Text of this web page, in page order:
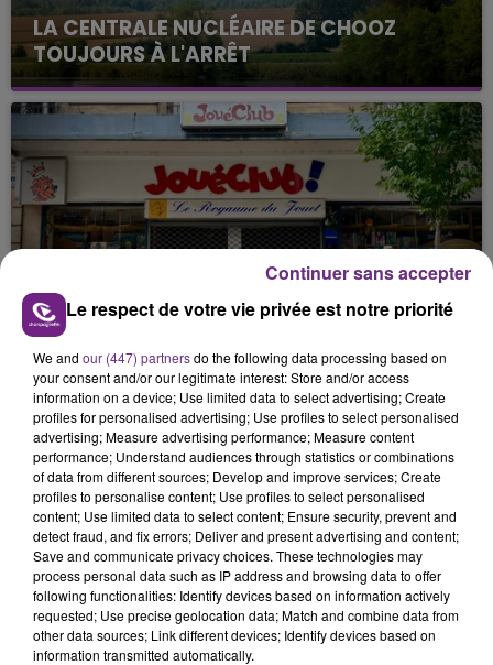
LA CENTRALE NUCLÉAIRE DE CHOOZ
TOUJOURS À L'ARRÊT
Cela fait déjà une semaine que la centrale
nucléaire ardennaise est à l'arrêt. Une situation
justifiée par la sécheresse intense qui est toujours
présente.
LE MAGASIN JOUÉCLUB DE REIMS FERME
SES PORTES
C'était l'une des institutions du centre-ville
rémois. Le magasin JouéClub est contraint de
fermer ses portes.
TITRES DIFFUSÉS
22h43
22h43 22h40
22h40
Le respect de votre vie privée est notre priorité
We and our (447) partnersdo the following data processing based on
your consent and/or our legitimate interest: Store and/or access
information on a device; Use limited data to select advertising; Create
profiles for personalised advertising; Use profiles to select personalised
advertising; Measure advertising performance; Measure content
performance; Understand audiences through statistics or combinations
of data from different sources; Develop and improve services; Create
profiles to personalise content; Use profiles to select personalised
content; Use limited data to select content; Ensure security, prevent and
detect fraud, and fix errors; Deliver and present advertising and content;
Save and communicate privacy choices. These technologies may
process personal data such as IP address and browsing data to offer
following functionalities: Identify devices based on information actively
requested; Use precise geolocation data; Match and combine data from
other data sources; Link different devices; Identify devices based on
information transmitted automatically.
Continuer sans accepter